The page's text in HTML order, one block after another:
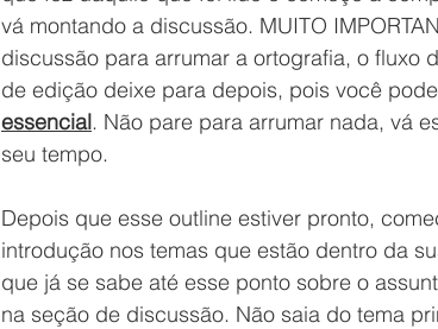
vá montando a discussão. MUITO
discussão para arrumar a ortografia, o fluxo
de edição deixe para depois, pois você
essencial. Não pare para arrumar nada, vá
seu tempo.
Depois que esse outline estiver pronto,
introdução nos temas que estão dentro da
que já se sabe até esse ponto sobre o
na seção de discussão. Não saia do tema